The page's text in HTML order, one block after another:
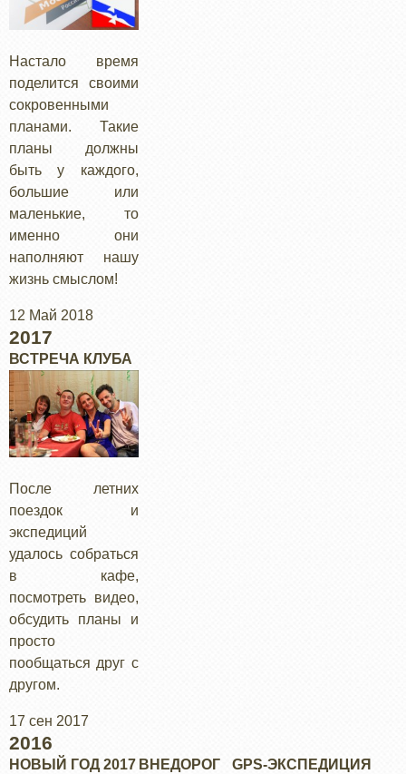
Настало время
поделится своими
сокровенными
планами. Такие
планы должны
быть у каждого,
большие или
маленькие, то
именно они
наполняют нашу
жизнь смыслом!
12 Май 2018
2017
ВСТРЕЧА КЛУБА
После летних
поездок и
экспедиций
удалось собраться
в кафе,
посмотреть видео,
обсудить планы и
просто
пообщаться друг с
другом.
17 сен 2017
2016
НОВЫЙ ГОД 2017 ВНЕДОРОГ GPS-ЭКСПЕДИЦИЯ